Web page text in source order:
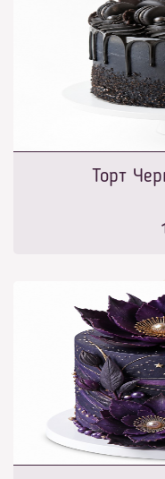
Торт